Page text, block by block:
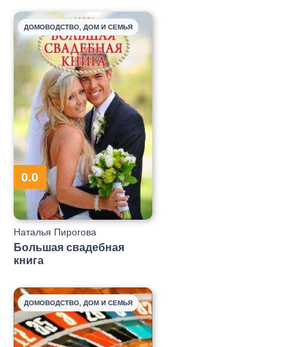
ДОМОВОДСТВО, ДОМ И СЕМЬЯ
0.0
Наталья Пирогова
Большая свадебная
книга
ДОМОВОДСТВО, ДОМ И СЕМЬЯ